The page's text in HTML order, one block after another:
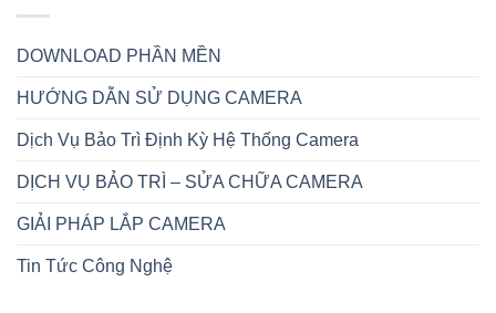
DOWNLOAD PHẦN MỀN
HƯỚNG DẪN SỬ DỤNG CAMERA
Dịch Vụ Bảo Trì Định Kỳ Hệ Thống Camera
DỊCH VỤ BẢO TRÌ – SỬA CHỮA CAMERA
GIẢI PHÁP LẮP CAMERA
Tin Tức Công Nghệ